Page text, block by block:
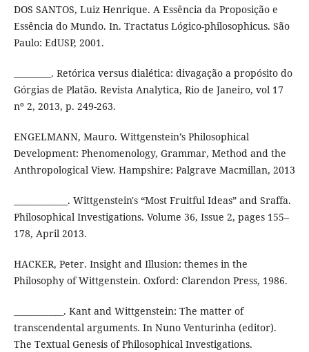
DOS SANTOS, Luiz Henrique. A Essência da Proposição e
Essência do Mundo. In. Tractatus Lógico-philosophicus. São
Paulo: EdUSP, 2001.
_________. Retórica versus dialética: divagação a propósito do
Górgias de Platão. Revista Analytica, Rio de Janeiro, vol 17
nº 2, 2013, p. 249-263.
ENGELMANN, Mauro. Wittgenstein’s Philosophical
Development: Phenomenology, Grammar, Method and the
Anthropological View. Hampshire: Palgrave Macmillan, 2013
_____________. Wittgenstein's “Most Fruitful Ideas” and Sraffa.
Philosophical Investigations. Volume 36, Issue 2, pages 155–
178, April 2013.
HACKER, Peter. Insight and Illusion: themes in the
Philosophy of Wittgenstein. Oxford: Clarendon Press, 1986.
____________. Kant and Wittgenstein: The matter of
transcendental arguments. In Nuno Venturinha (editor).
The Textual Genesis of Philosophical Investigations.